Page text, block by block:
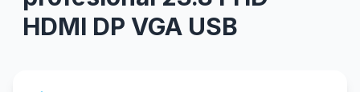
HDMI DP VGA USB